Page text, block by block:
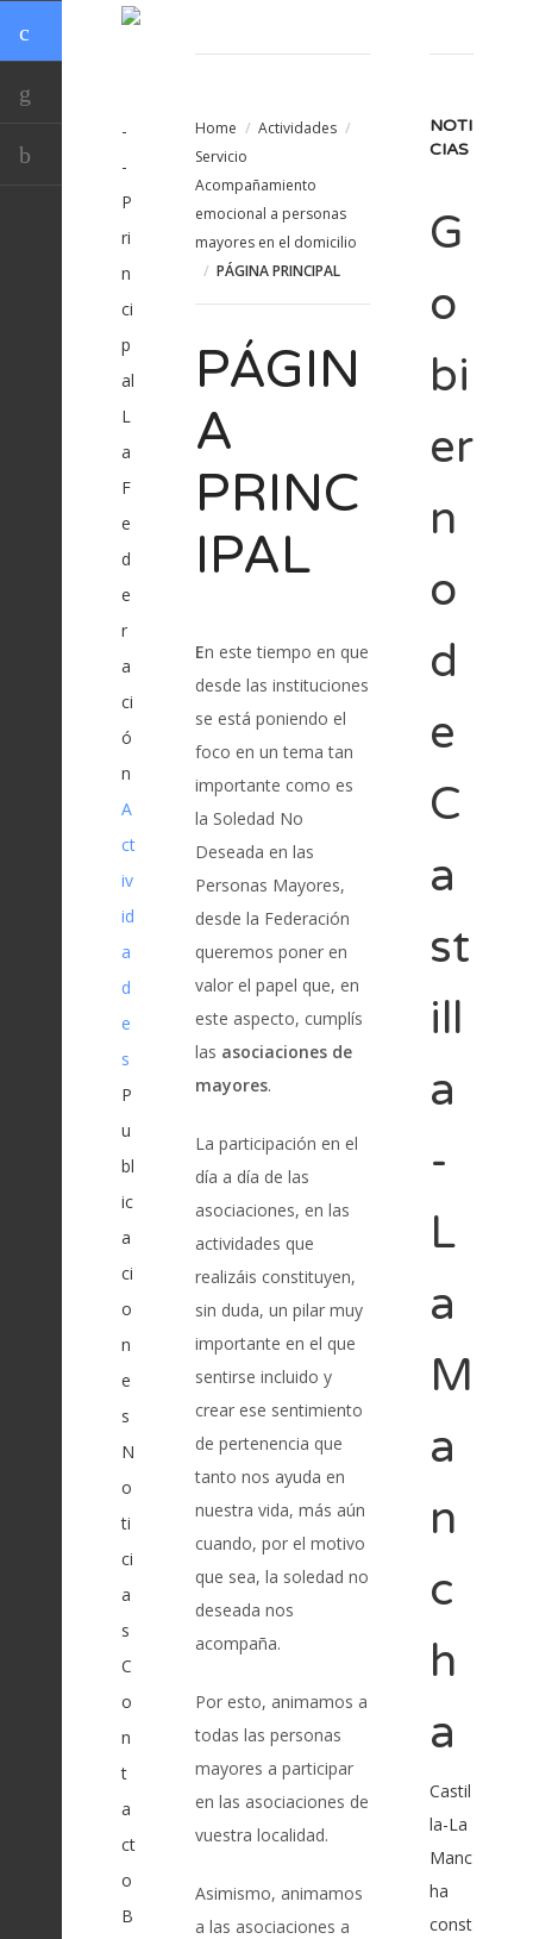
Home / Actividades /
Servicio
Acompañamiento
emocional a personas
mayores en el domicilio
/ PÁGINA PRINCIPAL
PÁGIN
A
PRINC
IPAL
En este tiempo en que
desde las instituciones
se está poniendo el
foco en un tema tan
importante como es
la Soledad No
Deseada en las
Personas Mayores,
desde la Federación
queremos poner en
valor el papel que, en
este aspecto, cumplís
las asociaciones de
mayores.
La participación en el
día a día de las
asociaciones, en las
actividades que
realizáis constituyen,
sin duda, un pilar muy
importante en el que
sentirse incluido y
crear ese sentimiento
de pertenencia que
tanto nos ayuda en
nuestra vida, más aún
cuando, por el motivo
que sea, la soledad no
deseada nos
acompaña.
Por esto, animamos a
todas las personas
mayores a participar
en las asociaciones de
vuestra localidad.
Asimismo, animamos
a las asociaciones a
NOTI
CIAS
G
o
bi
er
n
o
d
e
C
a
st
ill
a
-
L
a
M
a
n
c
h
a
Castil
la-La
Manc
ha
const
-
-
P
ri
n
ci
p
al
L
a
F
e
d
e
r
a
ci
ó
n
A
ct
iv
id
a
d
e
s
P
u
bl
ic
a
ci
o
n
e
s
N
o
ti
ci
a
s
C
o
n
t
a
ct
o
B